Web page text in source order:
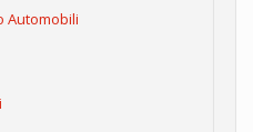
Automobili